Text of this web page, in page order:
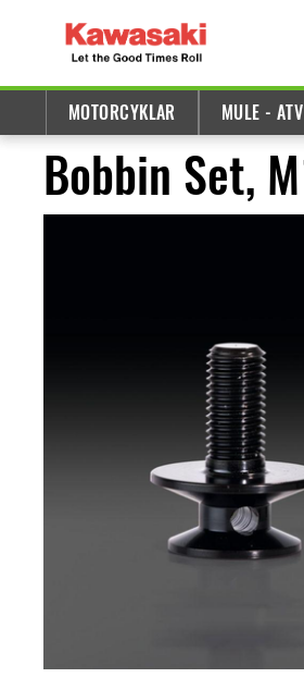
MOTORCYKLAR MULE -
Bobbin Set,